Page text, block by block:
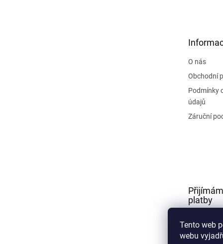
Tento web
webu
O nás
Obchodní
Podmínky
údajů
Záruční
platby